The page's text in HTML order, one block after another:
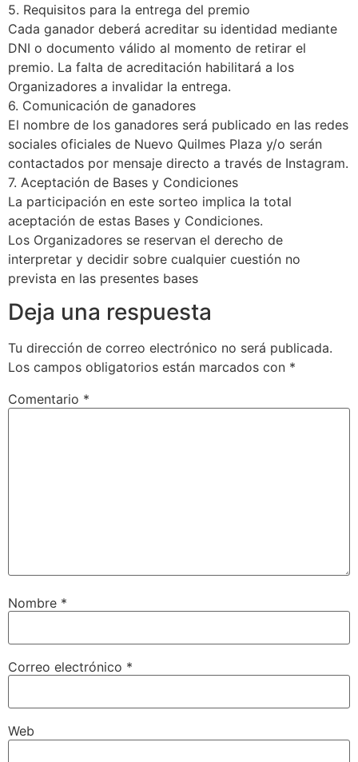
5. Requisitos para la entrega del premio
Cada ganador deberá acreditar su identidad mediante
DNI o documento válido al momento de retirar el
premio. La falta de acreditación habilitará a los
Organizadores a invalidar la entrega.
6. Comunicación de ganadores
El nombre de los ganadores será publicado en las redes
sociales oficiales de Nuevo Quilmes Plaza y/o serán
contactados por mensaje directo a través de Instagram.
7. Aceptación de Bases y Condiciones
La participación en este sorteo implica la total
aceptación de estas Bases y Condiciones.
Los Organizadores se reservan el derecho de
interpretar y decidir sobre cualquier cuestión no
prevista en las presentes bases
Deja una respuesta
Tu dirección de correo electrónico no será publicada.
Los campos obligatorios están marcados con *
Comentario *
Nombre *
Correo electrónico *
Web